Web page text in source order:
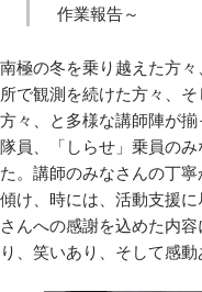
作業報告～
南極の冬を乗り越えた方
所で観測を続けた方々、
方々、と多様な講師陣が
隊員、「しらせ」乗員の
た。講師のみなさんの丁
傾け、時には、活動支援
さんへの感謝を込めた内
り、笑いあり、そして感動